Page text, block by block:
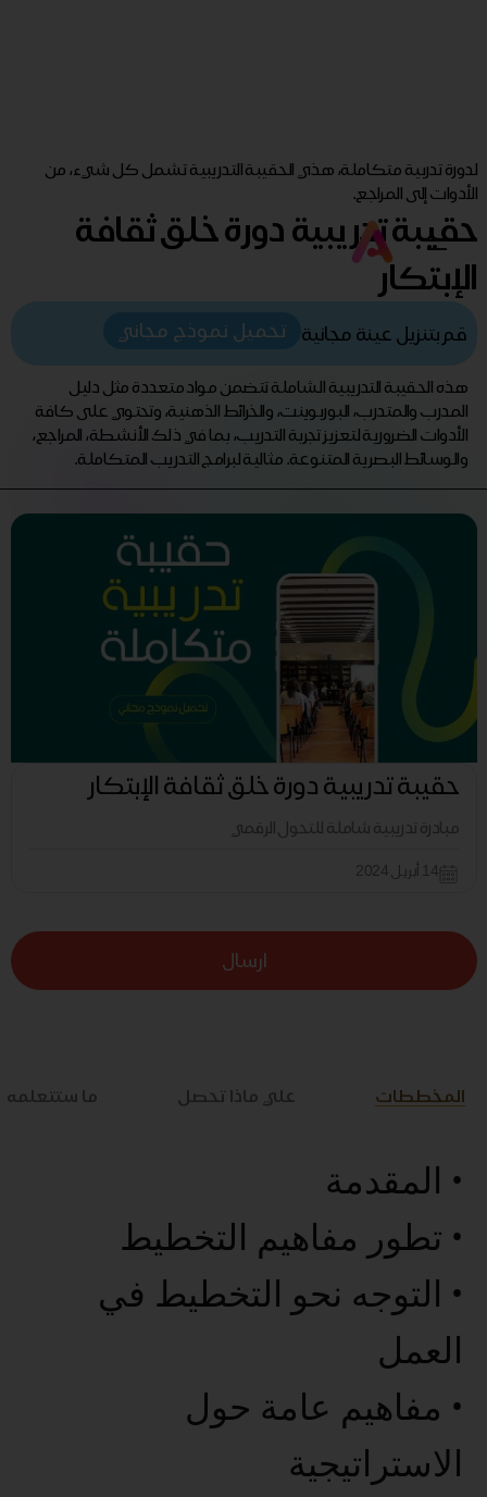
لدورة تدربية متكاملة، هذي الحقيبة التدريبية تشمل كل شيء، من
الأدوات إلى المراجع.
حقيبة تدريبية دورة خلق ثقافة
الإبتكار
قم بتنزيل عينة مجانية تحميل نموذج مجاني
هذه الحقيبة التدريبية الشاملة تتضمن مواد متعددة مثل دليل
المدرب والمتدرب، البوربوينت، والخرائط الذهنية، وتحتوي على كافة
الأدوات الضرورية لتعزيز تجربة التدريب، بما في ذلك الأنشطة، المراجع،
والوسائط البصرية المتنوعة. مثالية لبرامج التدريب المتكاملة.
حقيبة تدريبية دورة خلق ثقافة الإبتكار
مبادرة تدريبية شاملة للتحول الرقمي
14 أبريل 2024
ارسال
المخططات علي ماذا تحصل ما ستتعلمه
• المقدمة
• تطور مفاهيم التخطيط
• التوجه نحو التخطيط في
العمل
• مفاهيم عامة حول
الاستراتيجية